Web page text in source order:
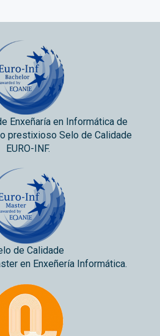
Enxeñaría en Informática de
prestixioso Selo de Calidade
EURO-INF.
de Calidade
en Enxeñería Informática.